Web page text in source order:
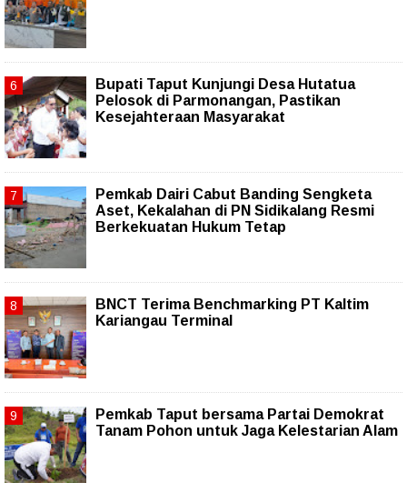
Bupati Taput Kunjungi Desa Hutatua
Pelosok di Parmonangan, Pastikan
Kesejahteraan Masyarakat
Pemkab Dairi Cabut Banding Sengketa
Aset, Kekalahan di PN Sidikalang Resmi
Berkekuatan Hukum Tetap
BNCT Terima Benchmarking PT Kaltim
Kariangau Terminal
Pemkab Taput bersama Partai Demokrat
Tanam Pohon untuk Jaga Kelestarian Alam